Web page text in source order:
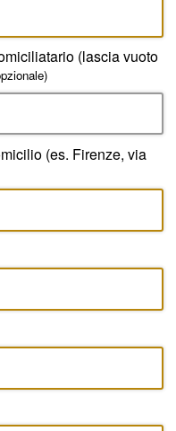
(lascia vuoto
(es. Firenze, via